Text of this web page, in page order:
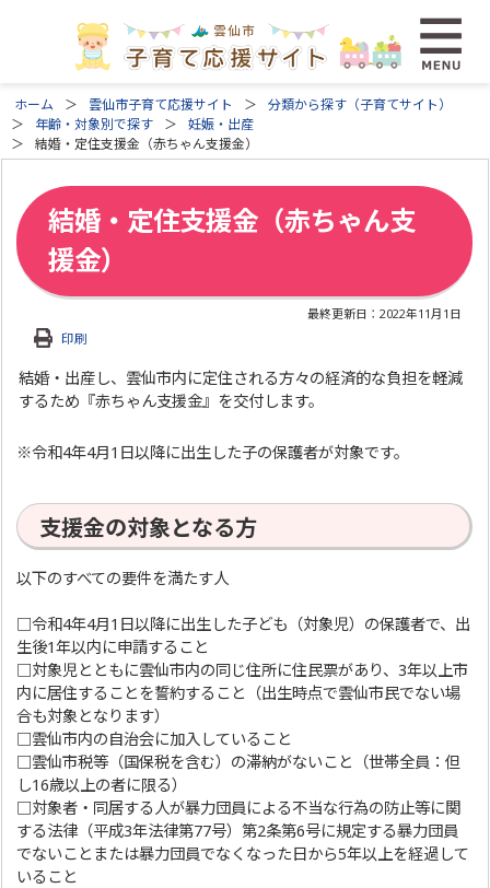
ホーム 雲仙市子育て応援サイト
分類から探す（子育てサイト）
年齢・対象別で探す
妊娠・出産
結婚・定住支援金（赤ちゃん支援金）
結婚・定住支援金（赤ちゃん支
援金）
最終更新日：2022年11月1日
印刷
結婚・出産し、雲仙市内に定住される方々の経済的な負担を軽減
するため『赤ちゃん支援金』を交付します。
※令和4年4月1日以降に出生した子の保護者が対象です。
支援金の対象となる方
以下のすべての要件を満たす人
□令和4年4月1日以降に出生した子ども（対象児）の保護者で、出
生後1年以内に申請すること
□対象児とともに雲仙市内の同じ住所に住民票があり、3年以上市
内に居住することを誓約すること（出生時点で雲仙市民でない場
合も対象となります）
□雲仙市内の自治会に加入していること
□雲仙市税等（国保税を含む）の滞納がないこと（世帯全員：但
し16歳以上の者に限る）
□対象者・同居する人が暴力団員による不当な行為の防止等に関
する法律（平成3年法律第77号）第2条第6号に規定する暴力団員
でないことまたは暴力団員でなくなった日から5年以上を経過して
いること